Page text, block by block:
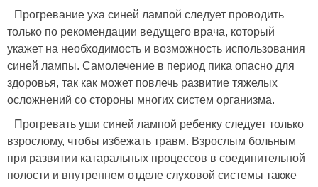
Прогревание уха синей лампой следует проводить
только по рекомендации ведущего врача, который
укажет на необходимость и возможность использования
синей лампы. Самолечение в период пика опасно для
здоровья, так как может повлечь развитие тяжелых
осложнений со стороны многих систем организма.
Прогревать уши синей лампой ребенку следует только
взрослому, чтобы избежать травм. Взрослым больным
при развитии катаральных процессов в соединительной
полости и внутреннем отделе слуховой системы также